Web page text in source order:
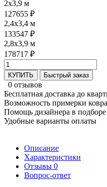
2x3,9 м
127655 ₽
2,4x3,4 м
133547 ₽
2,8x3,9 м
178717 ₽
КУПИТЬ Быстрый заказ
0 отзывов
Бесплатная доставка до
Возможность примерки ковра
Помощь дизайнера в подборе
Удобные варианты оплаты
Описание
Характеристики
Отзывы 0
Вопрос-ответ